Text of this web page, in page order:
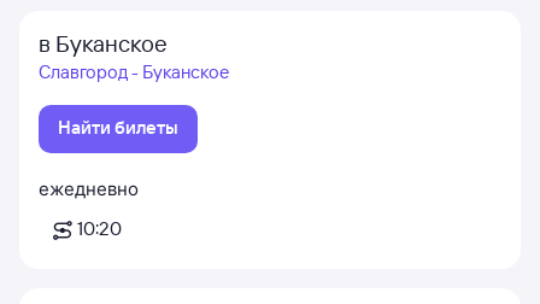
в Буканское
Славгород - Буканское
Найти билеты
ежедневно
10:20